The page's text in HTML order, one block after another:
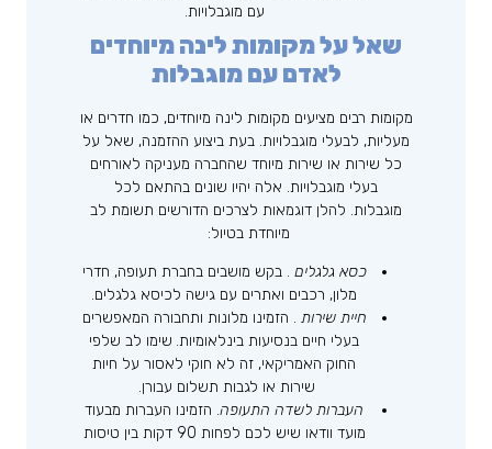
עם מוגבלויות.
שאל על מקומות לינה מיוחדים
לאדם עם מוגבלות
מקומות רבים מציעים מקומות לינה מיוחדים, כמו חדרים או
מעליות, לבעלי מוגבלויות. בעת ביצוע ההזמנה, שאל על
כל שירות או שירות מיוחד שהחברה מעניקה לאורחים
בעלי מוגבלויות. אלה יהיו שונים בהתאם לכל
מוגבלות. להלן דוגמאות לצרכים הדורשים תשומת לב
מיוחדת בטיול:
כסא גלגלים . בקש מושבים בחברת תעופה, חדרי
מלון, רכבים ואתרים עם גישה לכיסא גלגלים.
חיית שירות . הזמינו מלונות ותחבורה המאפשרים
בעלי חיים בנסיעות בינלאומיות. שימו לב שלפי
החוק האמריקאי, זה לא חוקי לאסור על חיות
שירות או לגבות תשלום עבורן.
העברות לשדה התעופה. הזמינו העברות מבעוד
מועד וודאו שיש לכם לפחות 90 דקות בין טיסות